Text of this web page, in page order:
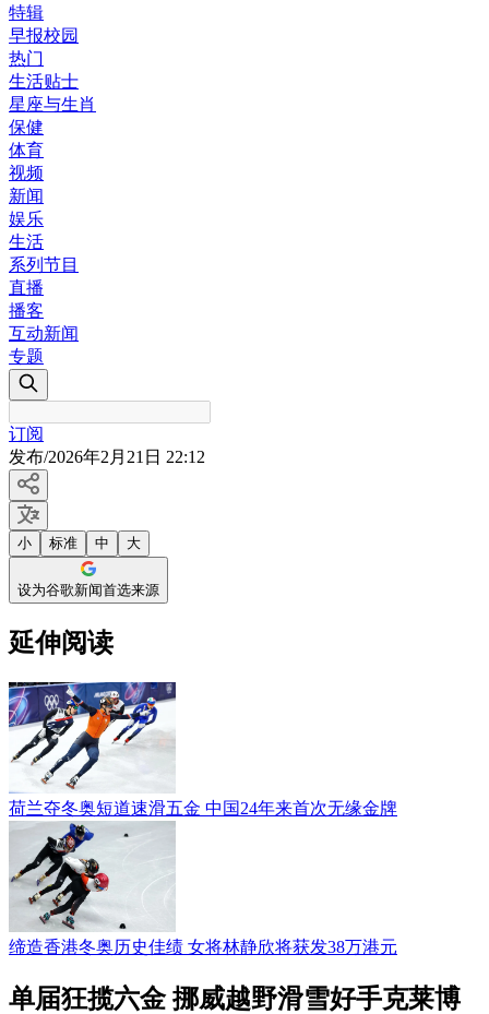
特辑
早报校园
热门
生活贴士
星座与生肖
保健
体育
视频
新闻
娱乐
生活
系列节目
直播
播客
互动新闻
专题
订阅
发布/2026年2月21日 22:12
小 标准 中 大
设为谷歌新闻首选来源
延伸阅读
荷兰夺冬奥短道速滑五金 中国24年来首次无缘金牌
缔造香港冬奥历史佳绩 女将林静欣将获发38万港元
单届狂揽六金 挪威越野滑雪好手克莱博